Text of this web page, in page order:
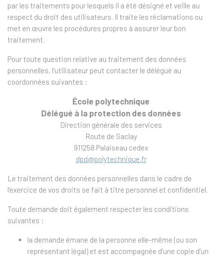
par les traitements pour lesquels il a été désigné et veille au
respect du droit des utilisateurs. Il traite les réclamations ou
met en œuvre les procédures propres à assurer leur bon
traitement.
Pour toute question relative au traitement des données
personnelles, l’utilisateur peut contacter le délégué au
coordonnées suivantes :
École polytechnique
Délégué à la protection des données
Direction générale des services
Route de Saclay
911258 Palaiseau cedex
dpd@polytechnique.fr
Le traitement des données personnelles dans le cadre de
l’exercice de vos droits se fait à titre personnel et confidentiel.
Toute demande doit également respecter les conditions
suivantes :
la demande émane de la personne elle-même (ou son
représentant légal) et est accompagnée d’une copie d’un